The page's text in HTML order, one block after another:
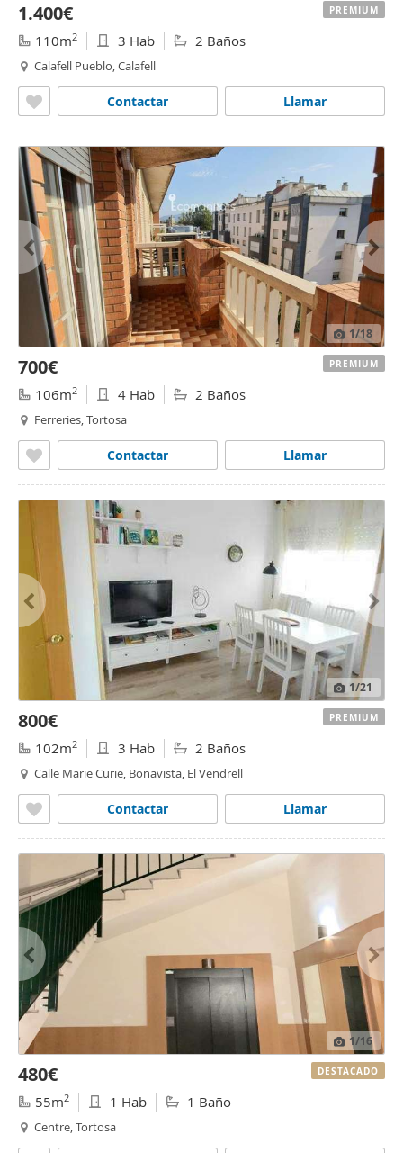
1.400€
110m2 3 Hab 2 Baños
Calafell Pueblo, Calafell
Llamar
Contactar
PREMIUM
1/18
700€
106m2 4 Hab 2 Baños
Ferreries, Tortosa
Llamar
Contactar
PREMIUM
1/21
800€
102m2 3 Hab 2 Baños
Calle Marie Curie, Bonavista, El Vendrell
Llamar
Contactar
PREMIUM
1/16
480€
55m2 1 Hab 1 Baño
Centre, Tortosa
DESTACADO